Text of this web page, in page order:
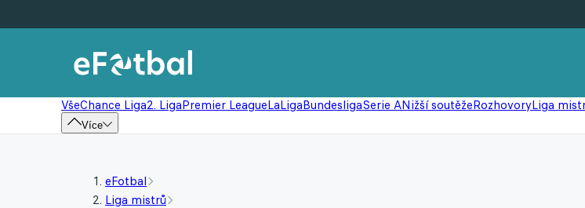
VšeChance Liga2. LigaPremier LeagueLaLigaBundesligaSerie ANižší soutěžeRozhovoryLiga
Více
eFotbal
Liga mistrů